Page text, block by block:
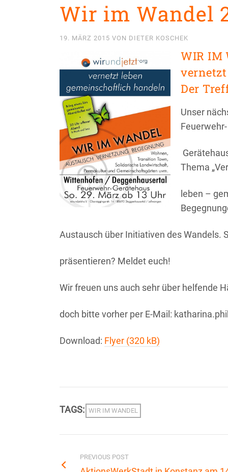
Wir im Wandel
19. MÄRZ 2015 VON DIETER KOSCHEK
WIR IM
Der
Unser
Feuerwehr-
Thema
leben –
Austausch über Initiativen des Wandels.
präsentieren? Meldet euch!
Wir freuen uns auch sehr über helfende
doch bitte vorher per E-Mail:
Download: Flyer (320 kB)
TAGS: WIR IM WANDEL
PREVIOUS POST